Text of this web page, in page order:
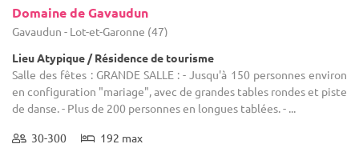
Domaine de Gavaudun
Gavaudun - Lot-et-Garonne (47)
Lieu Atypique / Résidence de tourisme
Salle des fêtes : GRANDE SALLE : - Jusqu'à 150 personnes environ
en configuration "mariage", avec de grandes tables rondes et piste
de danse. - Plus de 200 personnes en longues tablées. - ...
30-300 192 max